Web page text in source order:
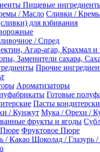
Пищевые
Сливки /
для взбивания
/ Спред
Прочие
Ароматизаторы
Готовые
Пасты
Мука / Орехи /
Фруктовое Пюре
Шоколад / Глазурь /